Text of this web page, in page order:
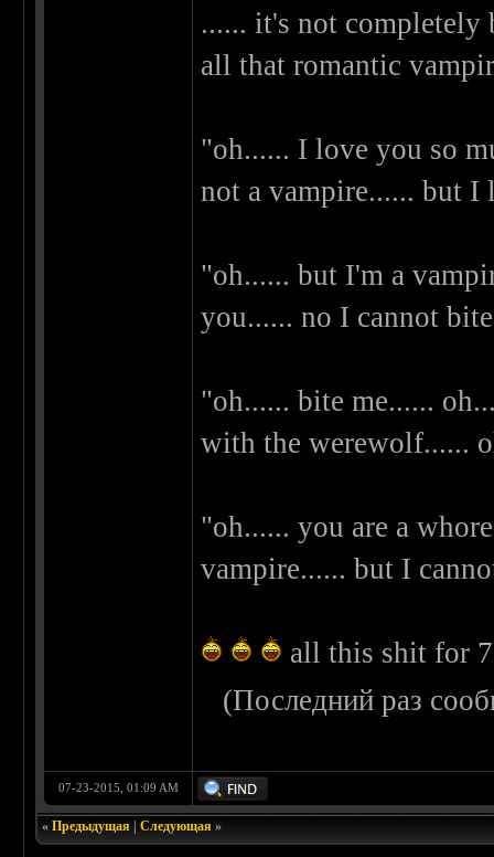
...... it's not
all that romantic
"oh...... I love you so
not a vampire...... but I
"oh...... but I'm a
you...... no I cannot
"oh...... bite me......
with the werewolf......
"oh...... you are a
vampire...... but I
all this shit for
(Последний раз
07-23-2015, 01:09 AM
«Предыдущая |Следующая »